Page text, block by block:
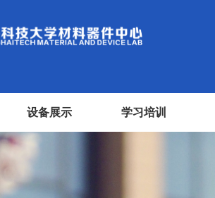
设备展示 学习培训